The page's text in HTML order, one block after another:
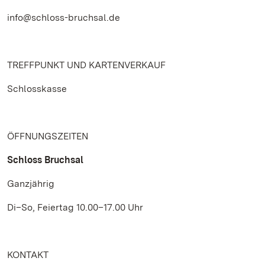
info@schloss-bruchsal.de
TREFFPUNKT UND KARTENVERKAUF
Schlosskasse
ÖFFNUNGSZEITEN
Schloss Bruchsal
Ganzjährig
Di–So, Feiertag 10.00–17.00 Uhr
KONTAKT